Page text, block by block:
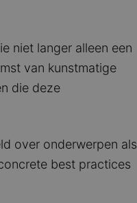
niet langer alleen een
van kunstmatige
die deze
over onderwerpen als
best practices